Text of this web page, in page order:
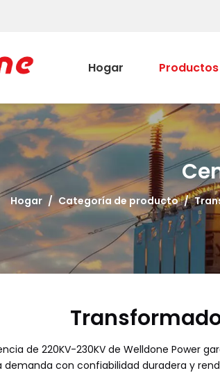
Hogar Productos
Hogar / Categoría de producto /
de 220KV-230KV de Welldone Power
demanda con confiabilidad duradera y